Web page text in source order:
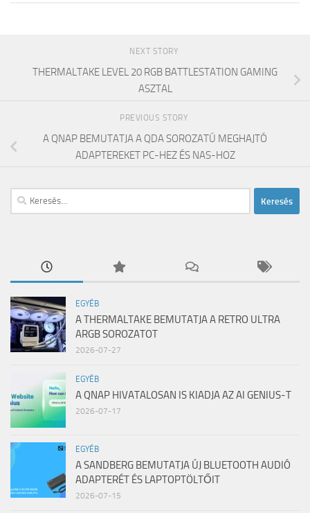
NEXT STORY
THERMALTAKE LEVEL 20 RGB BATTLESTATION GAMING
ASZTAL
PREVIOUS STORY
A QNAP BEMUTATJA A QDA SOROZATÚ MEGHAJTÓ
ADAPTEREKET PC-HEZ ÉS NAS-HOZ
Keresés:
EGYÉB
A THERMALTAKE BEMUTATJA A RETRO ULTRA
ARGB SOROZATOT
2026-07-27
EGYÉB
A QNAP HIVATALOSAN IS KIADJA AZ AI GENIUS-T
2026-07-17
EGYÉB
A SANDBERG BEMUTATJA ÚJ BLUETOOTH AUDIÓ
ADAPTERÉT ÉS LAPTOPTÖLTŐIT
2026-07-15